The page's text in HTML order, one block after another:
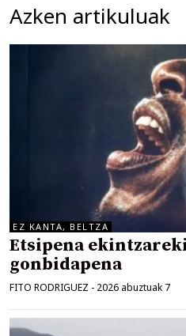
Azken artikuluak
EZ KANTA, BELTZA
Etsipena
gonbidapena
FITO RODRIGUEZ - 2026 abuztuak 7